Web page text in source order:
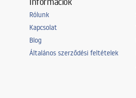
Rólunk
Kapcsolat
Blog
Általános szerződési feltételek